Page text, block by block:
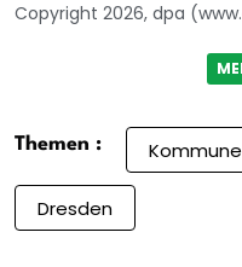
Copyright 2026, dpa
Themen : Kommune
Dresden